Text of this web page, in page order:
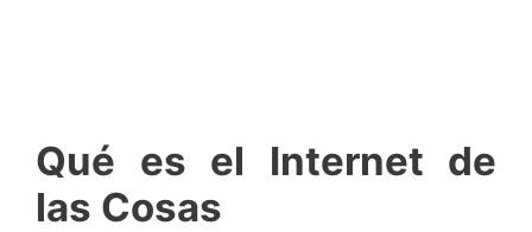
Qué es el Internet de
las Cosas